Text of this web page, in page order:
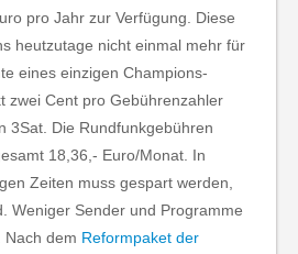
pro Jahr zur Verfügung. Diese
heutzutage nicht einmal mehr für
eines einzigen Champions-
zwei Cent pro Gebührenzahler
3Sat. Die Rundfunkgebühren
18,36,- Euro/Monat. In
Zeiten muss gespart werden,
Weniger Sender und Programme
Nach dem Reformpaket der